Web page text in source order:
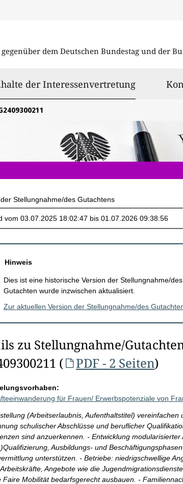
dem Deutschen Bundestag und der
der Interessenvertretung
Stellungnahme/des Gutachtens
Hinweis
Dies ist eine historische Version der Stellungnahme/
Gutachten wurde inzwischen aktualisiert.
Zur aktuellen Version der Stellungnahme/des
zu Stellungnahme/
(
PDF - 2 Seiten)
für Frauen/ Erwerbspotenziale von
(Arbeitserlaubnis, Aufenthaltstitel)
schulischer Abschlüsse und beruflicher
sind anzuerkennen. - Entwicklung
Ausbildungs- und
unterstützen. - Betriebe: niedrigschwellige
Angebote wie die
Faire Mobilität bedarfsgerecht ausbauen. -